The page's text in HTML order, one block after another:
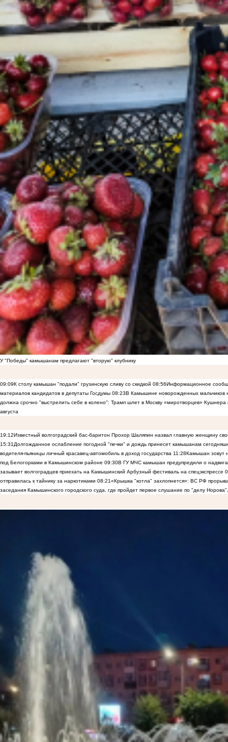
У "Победы" камышанам предлагают "вторую" клубнику
09:09К столу камышан "подали" грузинскую сливу со скидкой 08:56Информационное
материалов кандидатов в депутаты Госдумы 08:23В Камышине новорожденных мальчиков
должна срочно "выстрелить себе в колено": Трамп шлет в Москву «миротворцев»
августа
19:12Известный волгоградский бас-баритон Прохор Шаляпин назвал главную женщину
15:31Долгожданное ослабление погодной "печки" и дождь принесет камышанам
водителя-пьяницы личный красавец-автомобиль в доход государства 11:28Камышан зовут
под Белогорками в Камышинском районе 09:30В ГУ МЧС камышан предупредили о
зазывает волгоградцев приехать на Камышинский Арбузный фестиваль на спецэкспрессе
отправилась к тайнику за наркотиками 08:21«Крышка "котла" захлопнется»: ВС РФ
заседания Камышинского городского суда, где пройдет первое слушание по "делу